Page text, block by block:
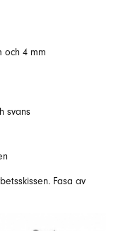
och 4 mm
svans
Fasa av